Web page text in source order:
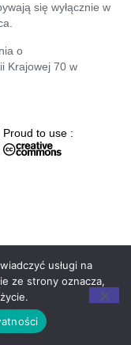
się wyłącznie w
o
Krajowej 70 w
Proud to use :
usługi na
ze strony oznacza,